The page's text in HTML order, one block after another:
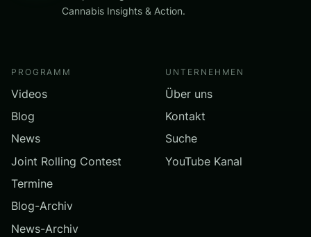
Cannabis Insights & Action.
PROGRAMM
Videos
Blog
News
Joint Rolling Contest
Termine
Blog-Archiv
News-Archiv
UNTERNEHMEN
Über uns
Kontakt
Suche
YouTube Kanal